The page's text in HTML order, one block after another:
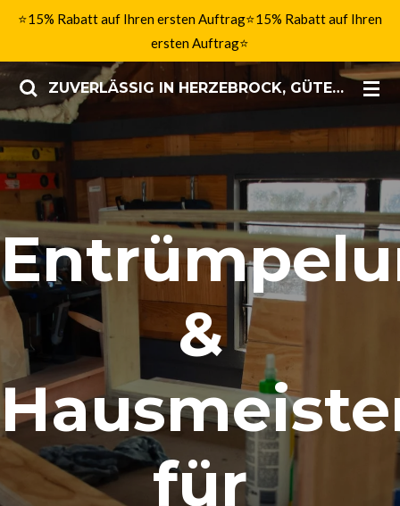
Zum
springen
ZUVERLÄSSIG IN HERZEBROCK, GÜTERSLOH & OWL
⭐15% Rabatt auf Ihren ersten Auftrag⭐15% Rabatt auf Ihren
ersten Auftrag⭐
&
für